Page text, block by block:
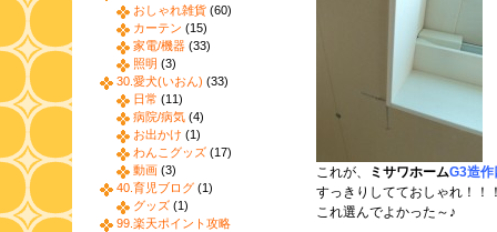
これが、 ミサワホームG3造作
すっきりしてておしゃれ！！
これ選んでよかった～♪
おしゃれ雑貨 (60)
カーテン (15)
家電/機器 (33)
照明 (3)
30.愛犬(いおん) (33)
日常 (11)
病院/病気 (4)
お出かけ (1)
わんこグッズ (17)
動画 (3)
40.育児ブログ (1)
グッズ (1)
99.楽天ポイント攻略